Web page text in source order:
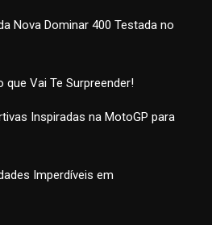
Nova Dominar 400 Testada no
que Vai Te Surpreender!
Inspiradas na MotoGP para
Imperdíveis em